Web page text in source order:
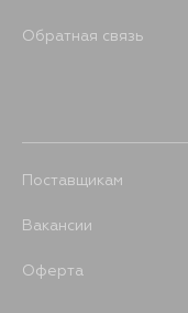
Обратная связь
Поставщикам
Вакансии
Оферта